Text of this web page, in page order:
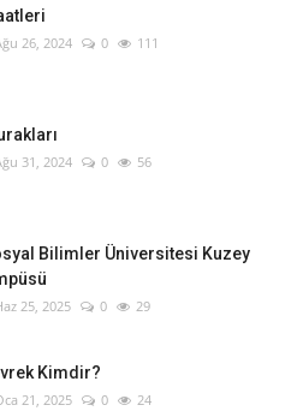
26, 2024 0 111
31, 2024 0 56
Bilimler Üniversitesi Kuzey
25, 2025 0 29
Kimdir?
21, 2025 0 24